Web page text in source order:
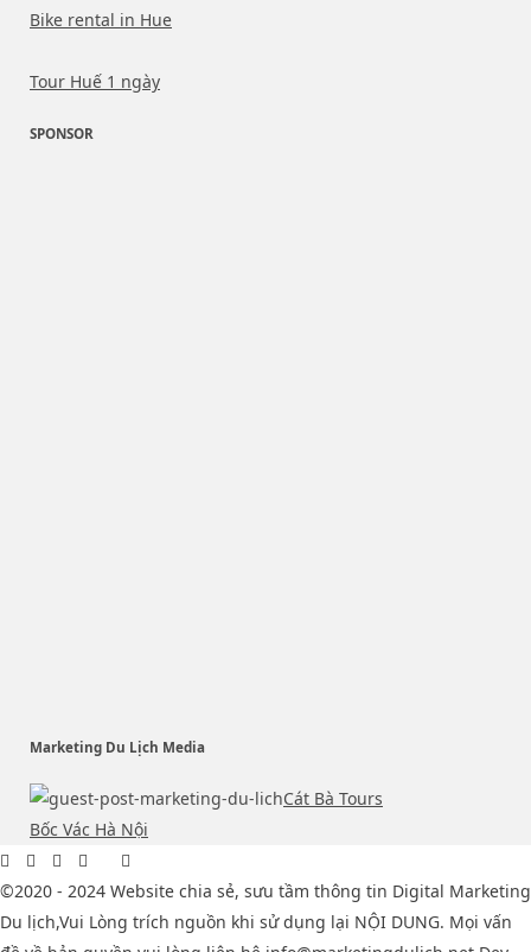
Bike rental in Hue
Tour Huế 1 ngày
SPONSOR
Marketing Du Lịch Media
Cát Bà Tours
Bốc Vác Hà Nội
©2020 - 2024 Website chia sẻ, sưu tầm thông tin Digital Marketing
Du lịch,Vui Lòng trích nguồn khi sử dụng lại NỘI DUNG. Mọi vấn